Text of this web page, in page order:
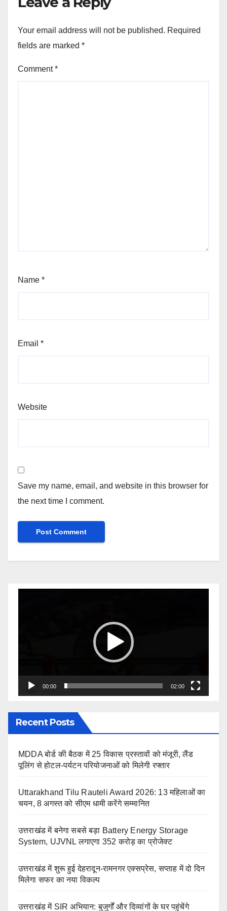
Your email address will not be published. Required
fields are marked *
Comment*
Name *
Email *
Website
Save my name, email, and website in this browser for
the next time I comment.
00:00 02:00
Recent Posts
MDDA बोर्ड की बैठक में 25 विकास प्रस्तावों को मंजूरी, लैंड
पूलिंग से होटल-पर्यटन परियोजनाओं को मिलेगी रफ्तार
Uttarakhand Tilu Rauteli Award 2026: 13 महिलाओं का
चयन, 8 अगस्त को सीएम धामी करेंगे सम्मानित
उत्तराखंड में बनेगा सबसे बड़ा Battery Energy Storage
System, UJVNL लगाएगा 352 करोड़ का प्रोजेक्ट
उत्तराखंड में शुरू हुई देहरादून-रामनगर एक्सप्रेस, सप्ताह में दो दिन
मिलेगा सफर का नया विकल्प
उत्तराखंड में SIR अभियान: बुजुर्गों और दिव्यांगों के घर पहुंचेंगे